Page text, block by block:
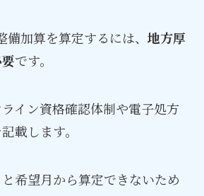
加算を算定するには、 地方厚
です。
イン資格確認体制や電子処方
載します。
希望月から算定できないため